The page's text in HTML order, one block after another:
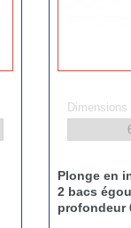
Plonge en
2 bacs
profondeur